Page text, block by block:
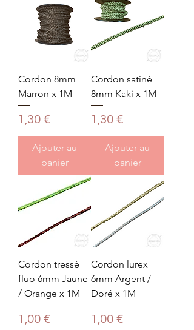
Cordon 8mm
Marron x 1M
Prix
1,30 €
Ajouter au
panier
Cordon satiné
8mm Kaki x 1M
Prix
1,30 €
Ajouter au
panier
Cordon tressé
fluo 6mm Jaune
/ Orange x 1M
Prix
1,00 €
Cordon lurex
6mm Argent /
Doré x 1M
Prix
1,00 €